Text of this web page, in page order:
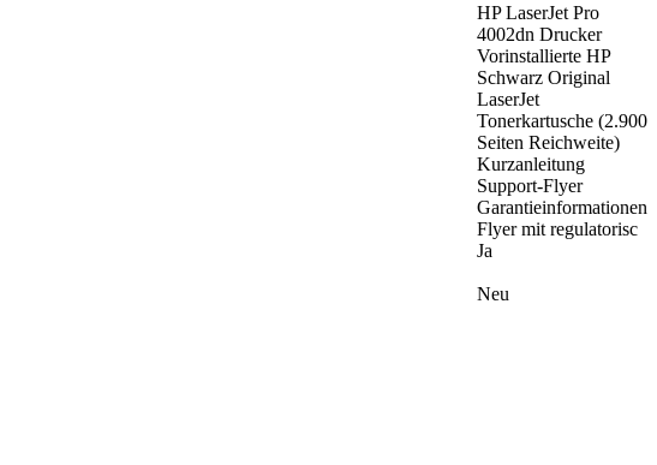
HP LaserJet Pro
4002dn Drucker
Vorinstallierte HP
Schwarz Original
LaserJet
Tonerkartusche (2.900
Seiten Reichweite)
Kurzanleitung
Support-Flyer
Garantieinformationen
Flyer mit regulatorisc
Ja
Neu